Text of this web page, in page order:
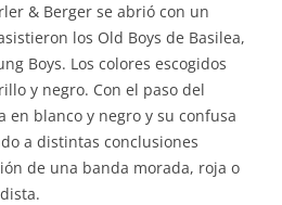
& Berger se abrió con un
los Old Boys de Basilea,
Boys. Los colores escogidos
y negro. Con el paso del
en blanco y negro y su confusa
a distintas conclusiones
de una banda morada, roja o